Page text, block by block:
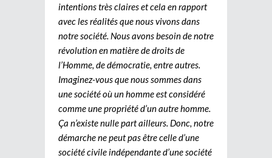
intentions très claires et cela en rapport
avec les réalités que nous vivons dans
notre société. Nous avons besoin de notre
révolution en matière de droits de
l’Homme, de démocratie, entre autres.
Imaginez-vous que nous sommes dans
une société où un homme est considéré
comme une propriété d’un autre homme.
Ça n’existe nulle part ailleurs. Donc, notre
démarche ne peut pas être celle d’une
société civile indépendante d’une société